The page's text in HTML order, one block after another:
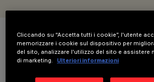
COLORE
Cliccando su “Accetta tutti i cookie”, l'utente
memorizzare i cookie sul dispositivo per
del sito, analizzare l'utilizzo del sito e assistere
di marketing.
Ulteriori informazioni